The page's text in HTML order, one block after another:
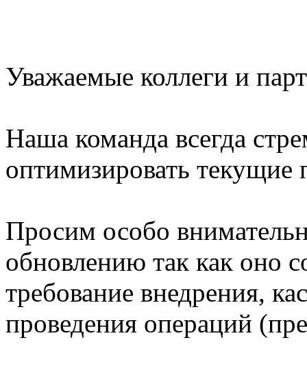
Уважаемые коллеги и
Наша команда всегда
оптимизировать текущие
Просим особо
обновлению так как оно
требование внедрения,
проведения операций